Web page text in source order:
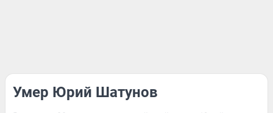
Умер Юрий Шатунов